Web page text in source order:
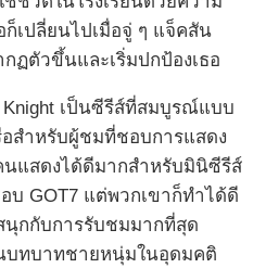
เปลี่ยนไปเมื่อจู่ ๆ แจ็คสัน
ฏตัวขึ้นและเริ่มปกป้องเธอ
Knight เป็นซีรีส์ที่สมบูรณ์แบบ
สำหรับผู้ชมที่ชอบการแสดง
แสดงได้ดีมากสำหรับมินิซีรีส์
บ GOT7 แต่พวกเขาก็ทำได้ดี
นุกกับการรับชมมากที่สุด
บทบาทชายหนุ่มในอุดมคติ